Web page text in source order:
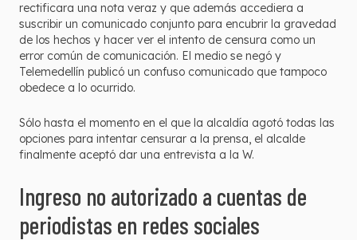
rectificara una nota veraz y que además accediera a
suscribir un comunicado conjunto para encubrir la gravedad
de los hechos y hacer ver el intento de censura como un
error común de comunicación. El medio se negó y
Telemedellín publicó un confuso comunicado que tampoco
obedece a lo ocurrido.
Sólo hasta el momento en el que la alcaldía agotó todas las
opciones para intentar censurar a la prensa, el alcalde
finalmente aceptó dar una entrevista a la W.
Ingreso no autorizado a cuentas de
periodistas en redes sociales